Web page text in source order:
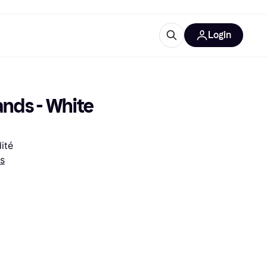
Login
- White